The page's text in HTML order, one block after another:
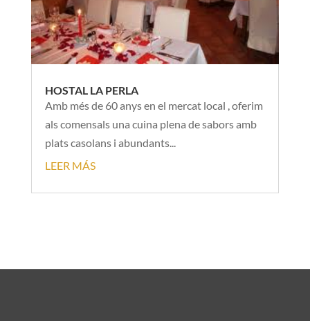
HOSTAL LA PERLA
Amb més de 60 anys en el mercat local , oferim
als comensals una cuina plena de sabors amb
plats casolans i abundants...
LEER MÁS